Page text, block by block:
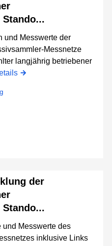
und Messwerte der
Messnetze
langjährig betriebener
der
und Messwerte des
inklusive Links